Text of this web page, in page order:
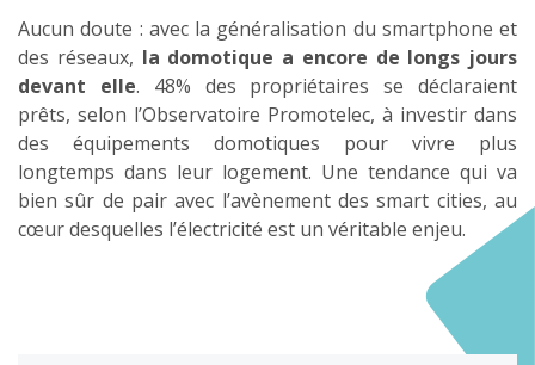
Aucun doute : avec la généralisation du smartphone et
des réseaux, la domotique a encore de longs jours
devant elle. 48% des propriétaires se déclaraient
prêts, selon l’Observatoire Promotelec, à investir dans
des équipements domotiques pour vivre plus
longtemps dans leur logement. Une tendance qui va
bien sûr de pair avec l’avènement des smart cities, au
cœur desquelles l’électricité est un véritable enjeu.